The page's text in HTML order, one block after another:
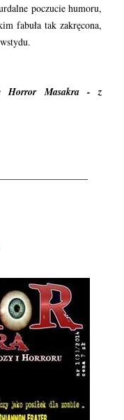
poczucie humoru,
fabuła tak zakręcona,
Horror Masakra - z